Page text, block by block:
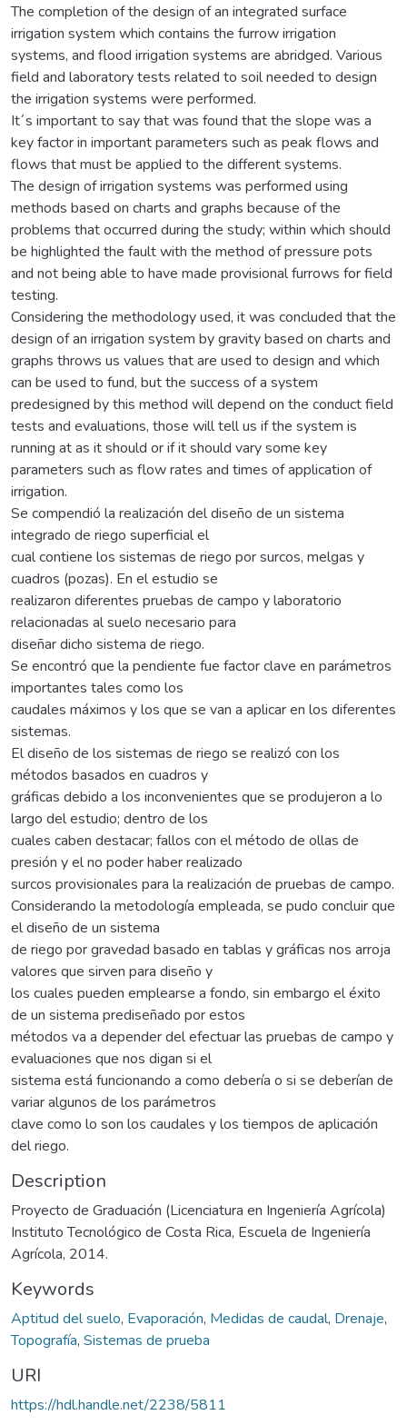
The completion of the design of an integrated surface
irrigation system which contains the furrow irrigation
systems, and flood irrigation systems are abridged. Various
field and laboratory tests related to soil needed to design
the irrigation systems were performed.
It´s important to say that was found that the slope was a
key factor in important parameters such as peak flows and
flows that must be applied to the different systems.
The design of irrigation systems was performed using
methods based on charts and graphs because of the
problems that occurred during the study; within which should
be highlighted the fault with the method of pressure pots
and not being able to have made provisional furrows for field
testing.
Considering the methodology used, it was concluded that the
design of an irrigation system by gravity based on charts and
graphs throws us values that are used to design and which
can be used to fund, but the success of a system
predesigned by this method will depend on the conduct field
tests and evaluations, those will tell us if the system is
running at as it should or if it should vary some key
parameters such as flow rates and times of application of
irrigation.
Se compendió la realización del diseño de un sistema
integrado de riego superficial el
cual contiene los sistemas de riego por surcos, melgas y
cuadros (pozas). En el estudio se
realizaron diferentes pruebas de campo y laboratorio
relacionadas al suelo necesario para
diseñar dicho sistema de riego.
Se encontró que la pendiente fue factor clave en parámetros
importantes tales como los
caudales máximos y los que se van a aplicar en los diferentes
sistemas.
El diseño de los sistemas de riego se realizó con los
métodos basados en cuadros y
gráficas debido a los inconvenientes que se produjeron a lo
largo del estudio; dentro de los
cuales caben destacar; fallos con el método de ollas de
presión y el no poder haber realizado
surcos provisionales para la realización de pruebas de campo.
Considerando la metodología empleada, se pudo concluir que
el diseño de un sistema
de riego por gravedad basado en tablas y gráficas nos arroja
valores que sirven para diseño y
los cuales pueden emplearse a fondo, sin embargo el éxito
de un sistema prediseñado por estos
métodos va a depender del efectuar las pruebas de campo y
evaluaciones que nos digan si el
sistema está funcionando a como debería o si se deberían de
variar algunos de los parámetros
clave como lo son los caudales y los tiempos de aplicación
del riego.
Description
Proyecto de Graduación (Licenciatura en Ingeniería Agrícola)
Instituto Tecnológico de Costa Rica, Escuela de Ingeniería
Agrícola, 2014.
Keywords
Aptitud del suelo, Evaporación, Medidas de caudal, Drenaje,
Topografía, Sistemas de prueba
URI
https://hdl.handle.net/2238/5811